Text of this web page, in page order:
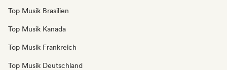
Top Musik Brasilien
Top Musik Kanada
Top Musik Frankreich
Top Musik Deutschland